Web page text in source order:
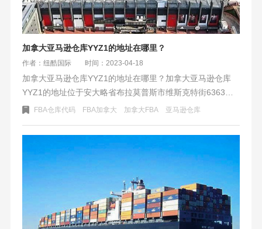
加拿大亚马逊仓库YYZ1的地址在哪里？
作者：纽酷国际 时间：2023-04-18
加拿大亚马逊仓库YYZ1的地址在哪里？加拿大亚马逊仓库
YYZ1的地址位于安大略省布拉莫普斯市维斯克特街6363
号，邮编为L1H 0E4。
FBA仓库代码 FBA加拿大 加拿大FBA 亚马逊仓库